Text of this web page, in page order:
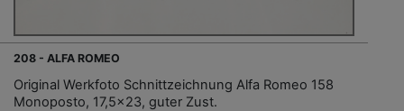
208 - ALFA ROMEO
Original Werkfoto Schnittzeichnung Alfa Romeo 158
Monoposto, 17,5x23, guter Zust.